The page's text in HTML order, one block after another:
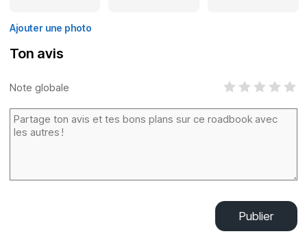
Ajouter une photo
Ton avis
Note globale
Publier